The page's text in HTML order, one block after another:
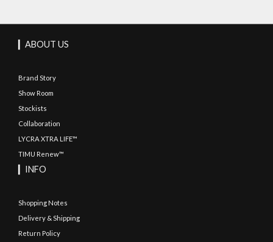
▎ABOUT US
Brand Story
Show Room
Stockists
Collaboration
LYCRA XTRA LIFE™
TIMU Renew™
▎INFO
Shopping Notes
Delivery & Shipping
Return Policy